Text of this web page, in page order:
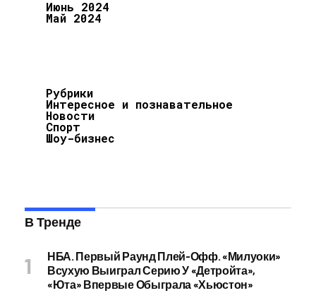
Июнь 2024
Май 2024
Рубрики
Интересное и познавательное
Новости
Спорт
Шоу-бизнес
В Тренде
НБА. Первый Раунд Плей-Офф. «Милуоки»
Всухую Выиграл Серию У «Детройта»,
«Юта» Впервые Обыграла «Хьюстон»